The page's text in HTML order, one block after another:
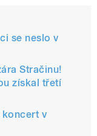
se neslo v
Stračinu!
získal třetí
koncert v